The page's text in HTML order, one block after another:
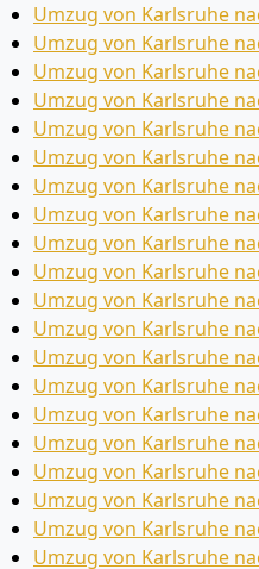
Umzug von Karlsruhe
Umzug von Karlsruhe
Umzug von Karlsruhe
Umzug von Karlsruhe
Umzug von Karlsruhe
Umzug von Karlsruhe
Umzug von Karlsruhe
Umzug von Karlsruhe
Umzug von Karlsruhe
Umzug von Karlsruhe
Umzug von Karlsruhe
Umzug von Karlsruhe
Umzug von Karlsruhe
Umzug von Karlsruhe
Umzug von Karlsruhe
Umzug von Karlsruhe
Umzug von Karlsruhe
Umzug von Karlsruhe
Umzug von Karlsruhe
Umzug von Karlsruhe